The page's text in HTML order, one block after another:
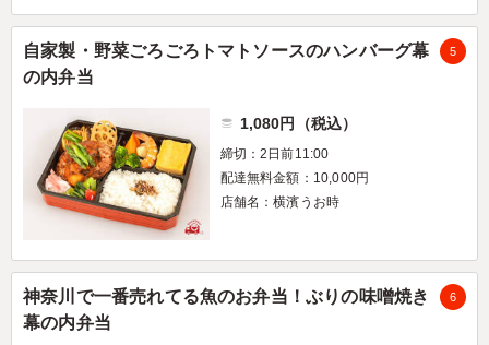
自家製・野菜ごろごろトマトソースのハンバーグ幕
の内弁当
5
1,080円（税込）
締切：2日前11:00
配達無料金額：10,000円
店舗名：横濱うお時
神奈川で一番売れてる魚のお弁当！ぶりの味噌焼き
幕の内弁当
6